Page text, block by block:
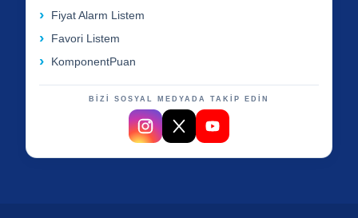
Fiyat Alarm Listem
Favori Listem
KomponentPuan
BİZİ SOSYAL MEDYADA TAKİP EDİN